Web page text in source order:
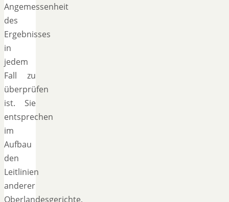
Angemessenheit
des
Ergebnisses
in
jedem
Fall zu
überprüfen
ist. Sie
entsprechen
im
Aufbau
den
Leitlinien
anderer
Oberlandesgerichte,